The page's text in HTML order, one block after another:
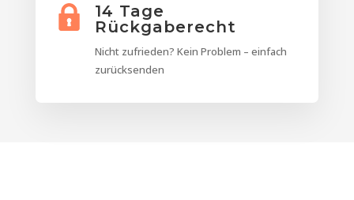
14 Tage
Rückgaberecht
Nicht zufrieden? Kein Problem – einfach
zurücksenden